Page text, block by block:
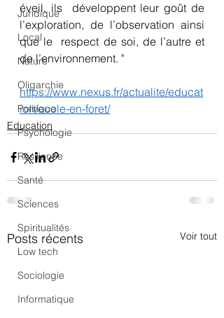
Juridique
Local
Nature
Oligarchie
Politique
Psychologie
Résilience
Santé
Sciences
Spiritualités
Low tech
Sociologie
Informatique
éveil, ils  développent leur goût de
l’exploration, de l’observation ainsi
que le  respect de soi, de l’autre et
de l’environnement. "
https://www.nexus.fr/actualite/educat
ion/ecole-en-foret/
Education
Posts récents Voir tout